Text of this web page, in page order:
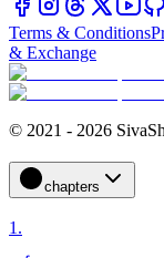
Terms & Conditions
& Exchange
© 2021 - 2026
chapters
1.